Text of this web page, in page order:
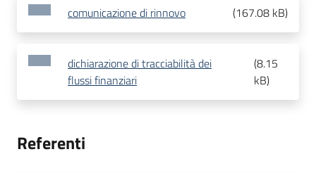
comunicazione di rinnovo (167.08 kB)
dichiarazione di tracciabilità dei
flussi finanziari
(8.15
kB)
Referenti